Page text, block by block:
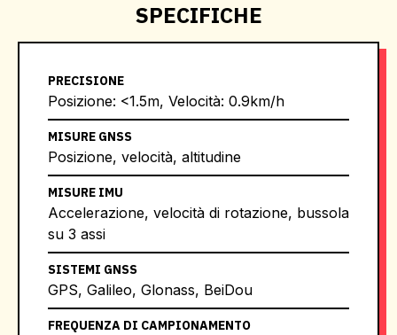
SPECIFICHE
PRECISIONE
Posizione: <1.5m, Velocità: 0.9km/h
MISURE GNSS
Posizione, velocità, altitudine
MISURE IMU
Accelerazione, velocità di rotazione, bussola
su 3 assi
SISTEMI GNSS
GPS, Galileo, Glonass, BeiDou
FREQUENZA DI CAMPIONAMENTO